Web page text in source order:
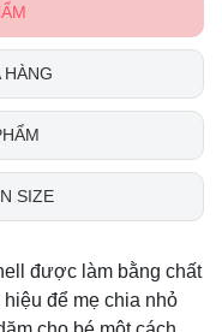
SIZE
được làm bằng chất
để mẹ chia nhỏ